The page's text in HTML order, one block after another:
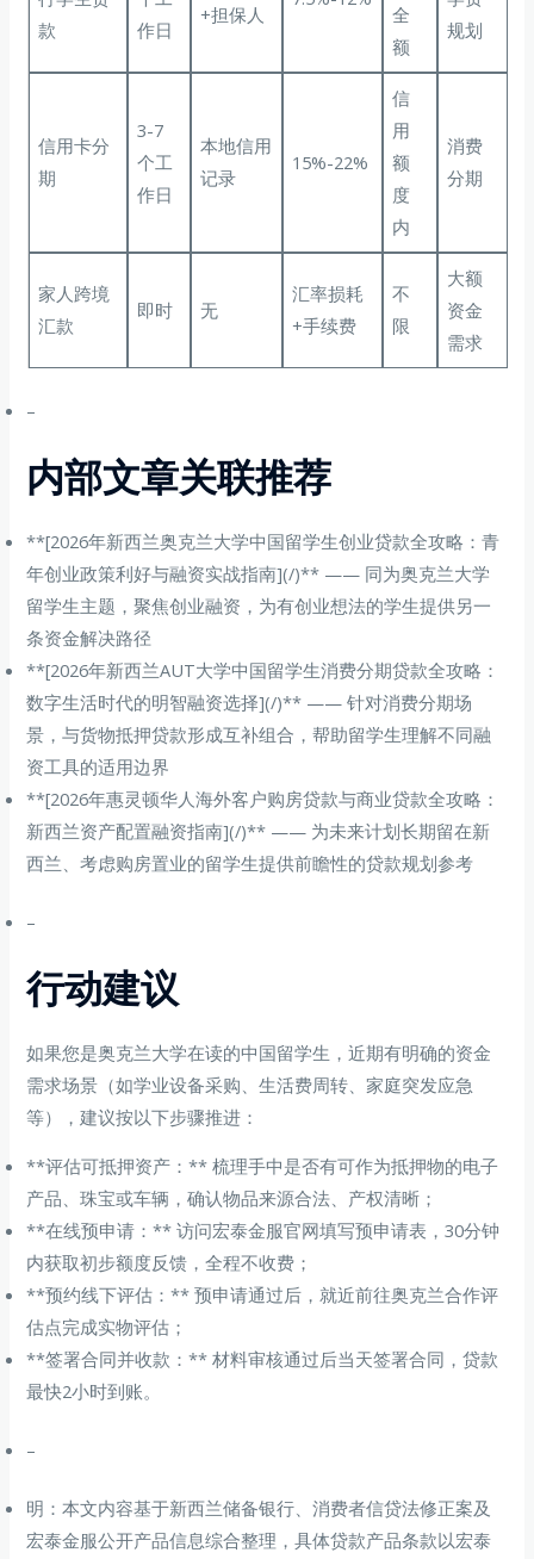
款
作日
+担保人
全
额
规划
信用卡分
期
3-7
个工
作日
本地信用
记录
15%-22%
信
用
额
度
内
消费
分期
家人跨境
汇款
即时 无
汇率损耗
+手续费
不
限
大额
资金
需求
–
内部文章关联推荐
**[2026年新西兰奥克兰大学中国留学生创业贷款全攻略：青
年创业政策利好与融资实战指南](/)** —— 同为奥克兰大学
留学生主题，聚焦创业融资，为有创业想法的学生提供另一
条资金解决路径
**[2026年新西兰AUT大学中国留学生消费分期贷款全攻略：
数字生活时代的明智融资选择](/)** —— 针对消费分期场
景，与货物抵押贷款形成互补组合，帮助留学生理解不同融
资工具的适用边界
**[2026年惠灵顿华人海外客户购房贷款与商业贷款全攻略：
新西兰资产配置融资指南](/)** —— 为未来计划长期留在新
西兰、考虑购房置业的留学生提供前瞻性的贷款规划参考
–
行动建议
如果您是奥克兰大学在读的中国留学生，近期有明确的资金
需求场景（如学业设备采购、生活费周转、家庭突发应急
等），建议按以下步骤推进：
**评估可抵押资产：** 梳理手中是否有可作为抵押物的电子
产品、珠宝或车辆，确认物品来源合法、产权清晰；
**在线预申请：** 访问宏泰金服官网填写预申请表，30分钟
内获取初步额度反馈，全程不收费；
**预约线下评估：** 预申请通过后，就近前往奥克兰合作评
估点完成实物评估；
**签署合同并收款：** 材料审核通过后当天签署合同，贷款
最快2小时到账。
–
明：本文内容基于新西兰储备银行、消费者信贷法修正案及
宏泰金服公开产品信息综合整理，具体贷款产品条款以宏泰